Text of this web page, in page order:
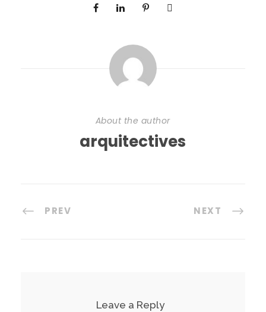
About the author
arquitectives
PREV NEXT
Leave a Reply